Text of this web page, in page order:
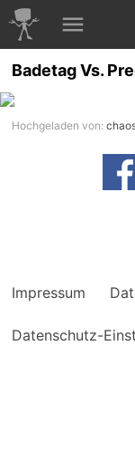
Badetag Vs.
Hochgeladen von:
Impressum
Datenschutz-